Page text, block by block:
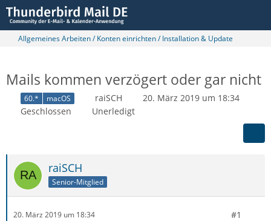
Allgemeines Arbeiten / Konten einrichten / Installation & Update
Mails kommen verzögert oder gar nicht
60.* macOS raiSCH
20. März 2019 um 18:34
Geschlossen
Unerledigt
raiSCH
Senior-Mitglied
20. März 2019 um 18:34 #1